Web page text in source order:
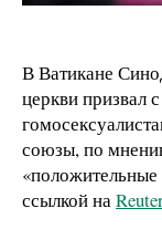
В Ватикане
церкви призвал
союзы, по
ссылкой на